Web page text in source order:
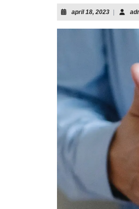
april 18, 2023april
18,
2023